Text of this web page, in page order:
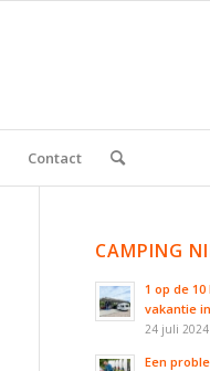
Contact
CAMPING
1 op de
vakantie
24 juli 2024
Een